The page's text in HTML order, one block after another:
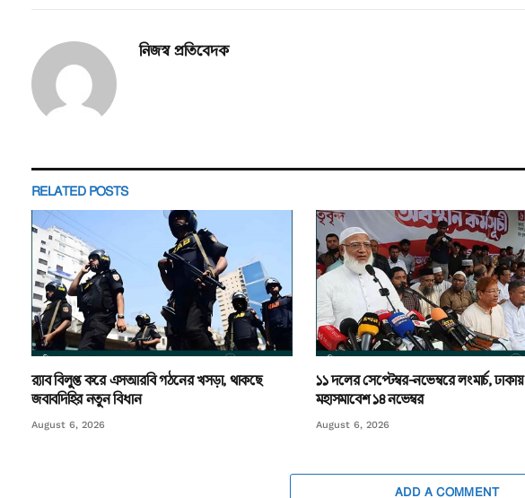
নিজস্ব প্রতিবেদক
RELATED POSTS
র‌্যাব বিলুপ্ত করে এসআরবি গঠনের খসড়া, থাকছে
জবাবদিহির নতুন বিধান
August 6, 2026
১১ দলের সেপ্টেম্বর-নভেম্বরে লংমার্চ, ঢাকায়
মহাসমাবেশ ১৪ নভেম্বর
August 6, 2026
ADD A COMMENT